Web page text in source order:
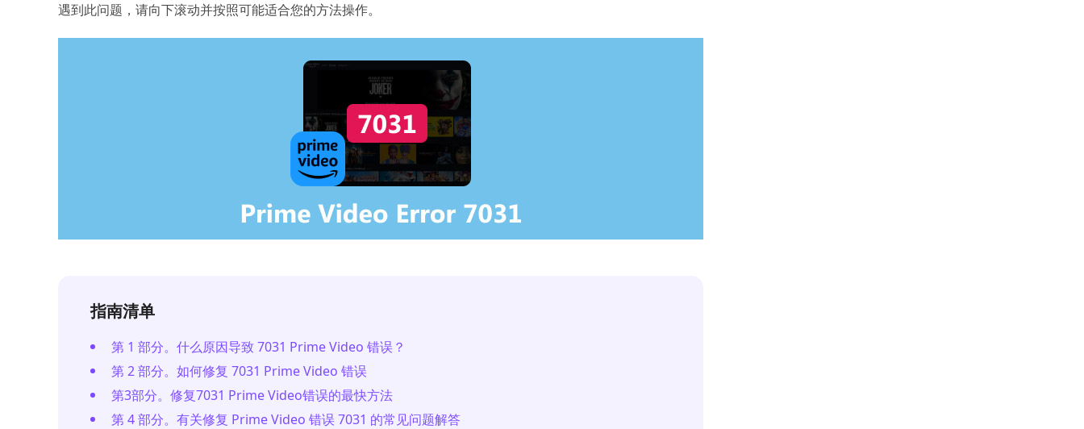
遇到此问题，请向下滚动并按照可能适合您的方法操作。
指南清单
第 1 部分。什么原因导致 7031 Prime Video 错误？
第 2 部分。如何修复 7031 Prime Video 错误
第3部分。修复7031 Prime Video错误的最快方法
第 4 部分。有关修复 Prime Video 错误 7031 的常见问题解答